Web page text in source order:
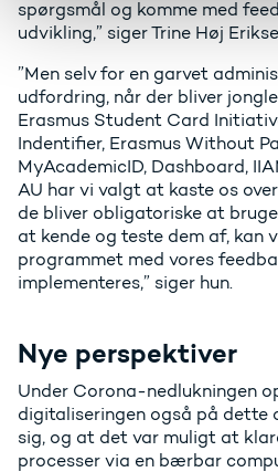
spørgsmål og komme med
udvikling,” siger Trine Høj
”Men selv for en garvet
udfordring, når der bliver
Erasmus Student Card
Indentifier, Erasmus Without
MyAcademicID, Dashboard,
AU har vi valgt at kaste os
de bliver obligatoriske at
at kende og teste dem af, kan
programmet med vores
implementeres,” siger hun.
Nye perspektiver
Under Corona-nedlukningen
digitaliseringen også på dette
sig, og at det var muligt at
processer via en bærbar